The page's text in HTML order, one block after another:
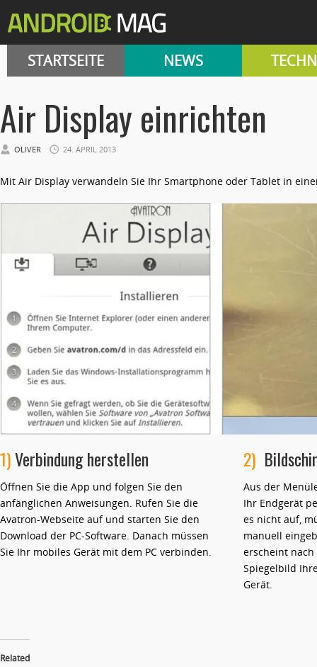
STARTSEITE NEWS
Air Display einrichten
OLIVER 24. APRIL 2013
Mit Air Display verwandeln Sie Ihr Smartphone oder Tablet in
1)Verbindung herstellen
Öffnen Sie die App und folgen Sie den
anfänglichen Anweisungen. Rufen Sie die
Avatron-Webseite auf und starten Sie den
Download der PC-Software. Danach müssen
Sie Ihr mobiles Gerät mit dem PC verbinden.
2)
Aus der
Ihr Endgerät
es nicht auf,
manuell
erscheint
Spiegelbild
Gerät.
Related